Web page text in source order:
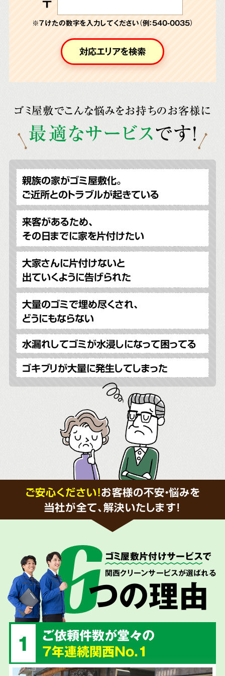
※７けたの数字を入力してください（例：540-0035）
対応エリアを検索
ゴミ屋敷でこんな悩みをお持ちのお客様に
最適なサービスです!
親族の家がゴミ屋敷化。
ご近所とのトラブルが起きている
来客があるため、
その日までに家を片付けたい
大家さんに片付けないと
出ていくように告げられた
大量のゴミで埋め尽くされ、
どうにもならない
水漏れしてゴミが水浸しになって困ってる
ゴキブリが大量に発生してしまった
ご安心ください！お客様の不安・悩みを
当社が全て、解決いたします!
ゴミ屋敷片付けサービスで
関西クリーンサービスが選ばれる
つの理由
1
ご依頼件数が堂々の
7年連続関西No.1